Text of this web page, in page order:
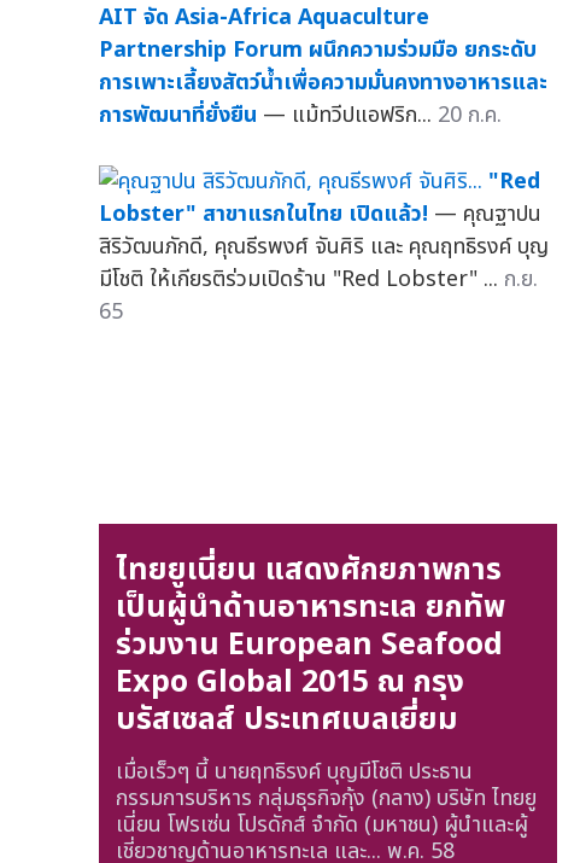
AIT จัด Asia-Africa Aquaculture
Partnership Forum ผนึกความร่วมมือ ยกระดับ
การเพาะเลี้ยงสัตว์น้ำเพื่อความมั่นคงทางอาหารและ
การพัฒนาที่ยั่งยืน — แม้ทวีปแอฟริก... 20 ก.ค.
"Red
Lobster" สาขาแรกในไทย เปิดแล้ว! — คุณฐาปน
สิริวัฒนภักดี, คุณธีรพงศ์ จันศิริ และ คุณฤทธิรงค์ บุญ
มีโชติ ให้เกียรติร่วมเปิดร้าน "Red Lobster" ... ก.ย.
65
ไทยยูเนี่ยน แสดงศักยภาพการ
เป็นผู้นำด้านอาหารทะเล ยกทัพ
ร่วมงาน European Seafood
Expo Global 2015 ณ กรุง
บรัสเซลส์ ประเทศเบลเยี่ยม
เมื่อเร็วๆ นี้ นายฤทธิรงค์ บุญมีโชติ ประธาน
กรรมการบริหาร กลุ่มธุรกิจกุ้ง (กลาง) บริษัท ไทยยู
เนี่ยน โฟรเซ่น โปรดักส์ จำกัด (มหาชน) ผู้นำและผู้
เชี่ยวชาญด้านอาหารทะเล และ... พ.ค. 58